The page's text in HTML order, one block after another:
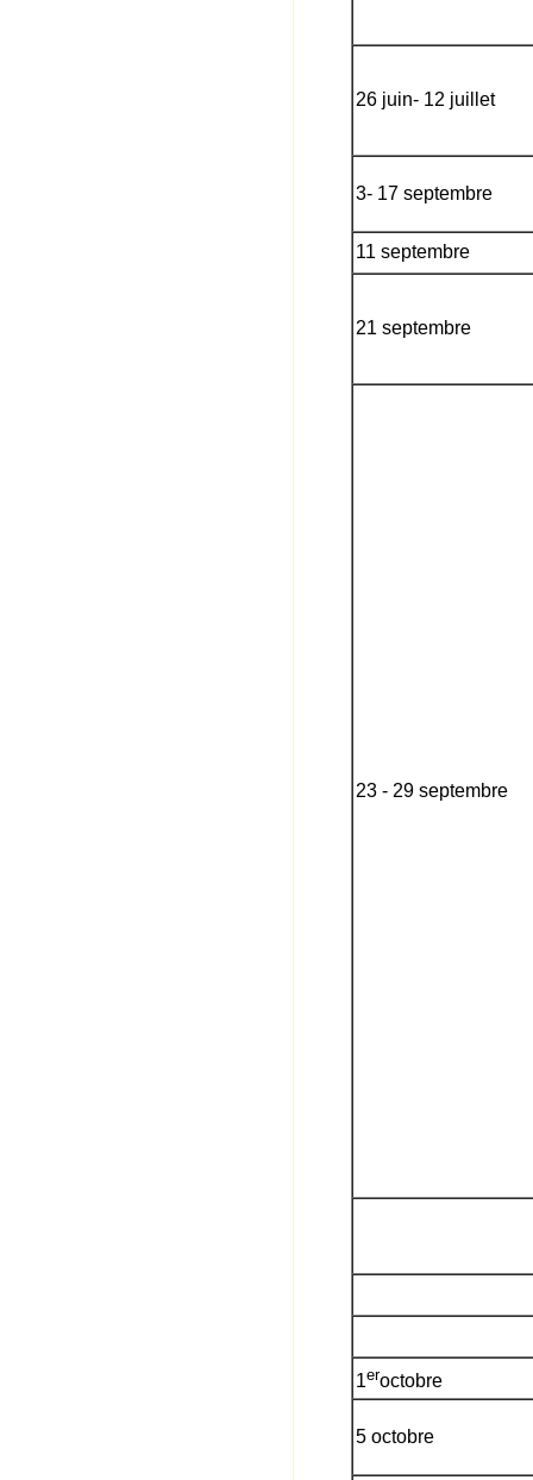
26 juin- 12 juillet
3- 17 septembre
11 septembre
21 septembre
23 - 29 septembre
1eroctobre
5 octobre